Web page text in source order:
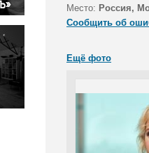
Место: Россия,
Сообщить об
Ещё фото